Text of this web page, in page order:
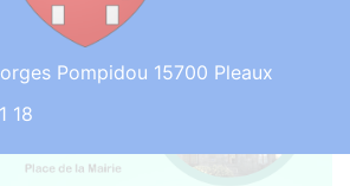
Pompidou 15700 Pleaux
18